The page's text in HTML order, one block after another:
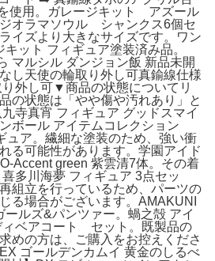
使用。ガレージキット アズール
オラマソウル シャンクス6個セ
イズより大きなサイズです。ワン
ット フィギュア塗装済み品。
マルシル ダンジョン飯 新品未開
し天使の輪取り外し可真鍮線仕様
外し可▼商品の状態についてリ
の状態は「やや傷や汚れあり」と
寺真宵 フィギュア グッドスマイ
ボール アイテムコレクション
ュア。繊細な塗装のため、強い衝
る可能性があります。学園アイド
Accent green 紫雲清7体。その着
多川海夢 フィギュア 3点セッ
組立を行っているため、パーツの
る場合がございます。AMAKUNI
ルズ&パンツァー。蝸之殻 アイ
ベアコート セット。既製品の
めの方は、ご購入をお控えくださ
ゴールデンカムイ 黄金のしるべ